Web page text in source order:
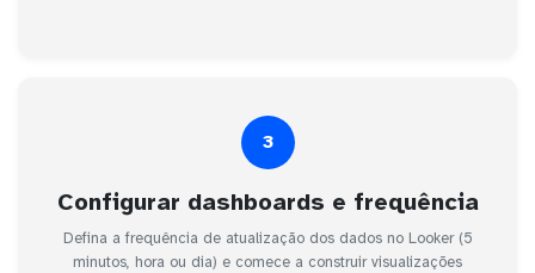
3
Configurar dashboards e frequência
Defina a frequência de atualização dos dados no Looker (5
minutos, hora ou dia) e comece a construir visualizações